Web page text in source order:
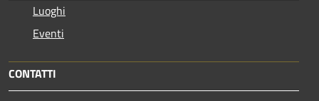
Luoghi
Eventi
CONTATTI